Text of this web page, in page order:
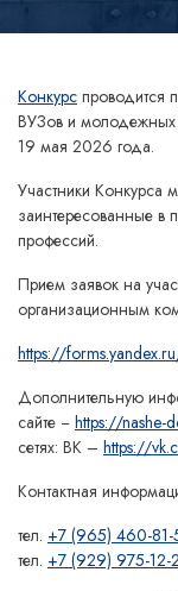
Конкурс проводится
ВУЗов и молодежных
19 мая 2026 года.
Участники Конкурса
заинтересованные в
профессий.
Прием заявок на
организационным
https://
Дополнительную
сайте − https://nashe-
сетях: ВК – https://
Контактная
тел. +7 (965) 460-81-
тел. +7 (929) 975-12-